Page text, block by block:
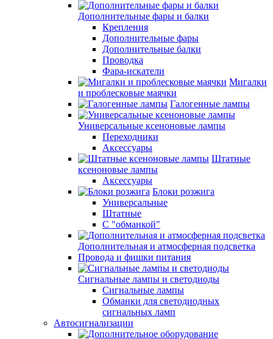
Дополнительные фары и балки
Крепления
Дополнительные фары
Дополнительные балки
Проводка
Фара-искатели
Мигалки
и проблесковые маячки
Галогенные лампы
Универсальные ксеноновые лампы
Переходники
Аксессуары
Штатные
ксеноновые лампы
Аксессуары
Блоки розжига
Универсальные
Штатные
С "обманкой"
Дополнительная и атмосферная подсветка
Провода и фишки питания
Cигнальные лампы и светодиоды
Сигнальные лампы
Обманки для светодиодных
сигнальных ламп
Автосигнализации